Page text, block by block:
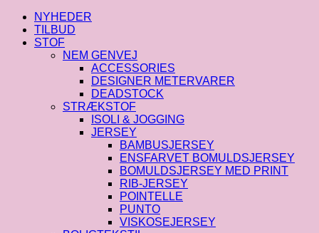
antalNYHEDER
TILBUD
STOF
NEM GENVEJ
ACCESSORIES
DESIGNER METERVARER
DEADSTOCK
STRÆKSTOF
ISOLI & JOGGING
JERSEY
BAMBUSJERSEY
ENSFARVET BOMULDSJERSEY
BOMULDSJERSEY MED PRINT
RIB-JERSEY
POINTELLE
PUNTO
VISKOSEJERSEY